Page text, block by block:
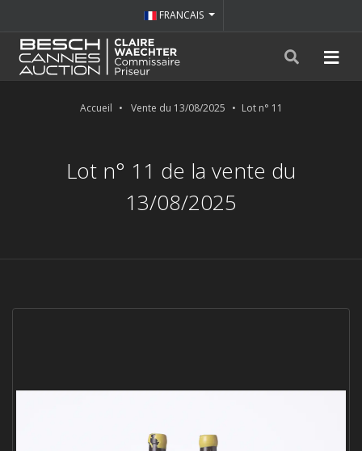
FRANCAIS
Accueil Vente du 13/08/2025 Lot n° 11
Lot n° 11 de la vente du
13/08/2025